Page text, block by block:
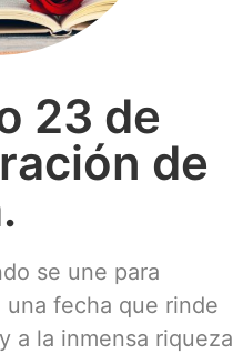
23 de
de
se une para
fecha que rinde
a la inmensa riqueza